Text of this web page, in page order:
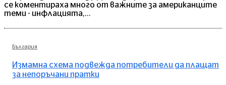
се коментираха много от важните за американците
теми - инфлацията,...
България
Измамна схема подвежда потребители да плащат
за непоръчани пратки